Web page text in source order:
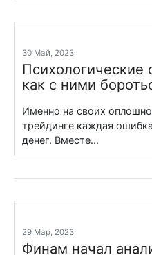
30 Май, 2023
Психологические
как с ними
Именно на своих
трейдинге каждая
денег. Вместе...
29 Мар, 2023
Финам начал